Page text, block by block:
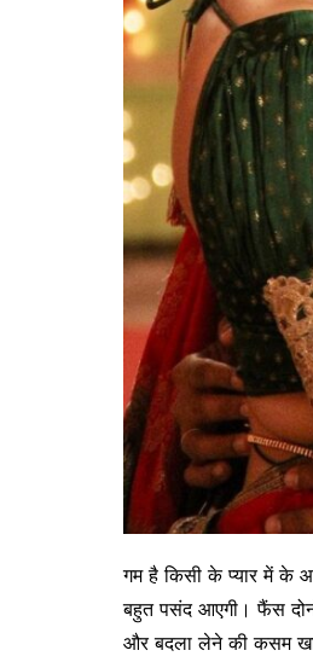
गम है किसी के प्यार में के
बहुत पसंद आएगी। फैंस
और बदला लेने की कसम